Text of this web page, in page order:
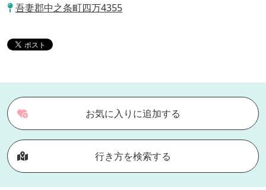
吾妻郡中之条町四万4355
お気に入りに追加する
行き方を検索する